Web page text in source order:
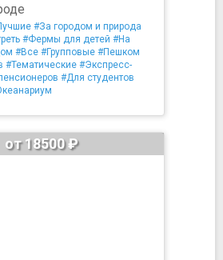
#За городом и природа
#Фермы для детей #На
#Все #Групповые #Пешком
#Тематические #Экспресс-
#Для студентов
от 18500 ₽